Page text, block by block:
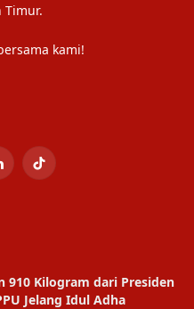
Timur.
kami!
TikTok
910 Kilogram dari Presiden
Jelang Idul Adha